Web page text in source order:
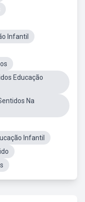
Infantil
Educação
Na
Infantil